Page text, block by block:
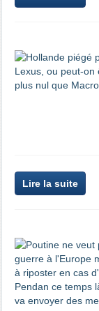
Lire la suite